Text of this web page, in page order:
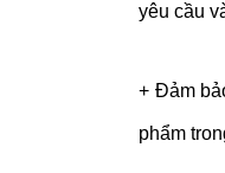
yêu cầu
+ Đảm
phẩm